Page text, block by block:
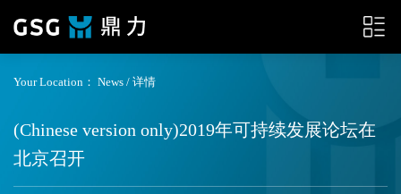
Your Location： News / 详情
(Chinese version only)2019年可持续发展论坛在
北京召开